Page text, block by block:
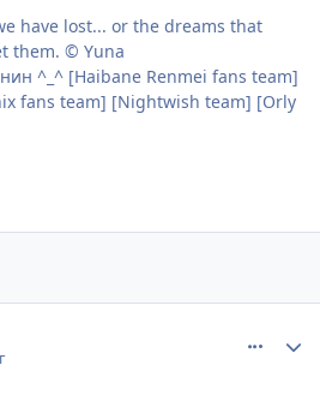
have lost... or the dreams that
them. © Yuna
^_^ [Haibane Renmei fans team]
fans team] [Nightwish team] [Orly